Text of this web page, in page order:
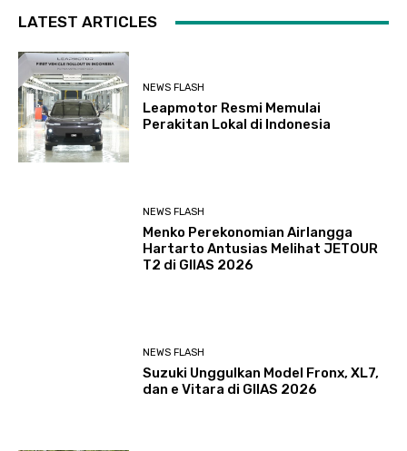
LATEST ARTICLES
NEWS FLASH
Leapmotor Resmi Memulai
Perakitan Lokal di Indonesia
NEWS FLASH
Menko Perekonomian Airlangga
Hartarto Antusias Melihat JETOUR
T2 di GIIAS 2026
NEWS FLASH
Suzuki Unggulkan Model Fronx, XL7,
dan e Vitara di GIIAS 2026